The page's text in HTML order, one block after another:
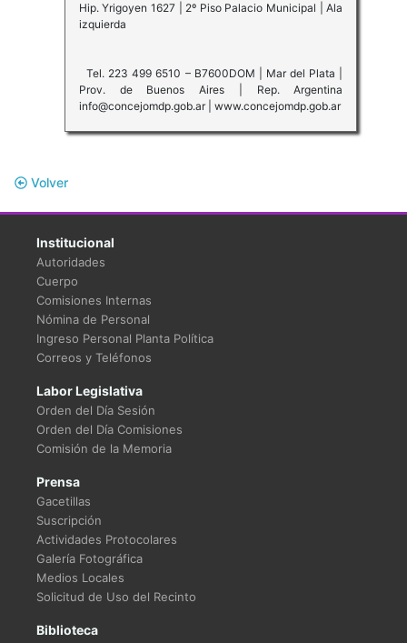
Hip. Yrigoyen 1627 | 2º Piso Palacio Municipal | Ala
izquierda
Tel. 223 499 6510 – B7600DOM | Mar del Plata |
Prov. de Buenos Aires | Rep. Argentina
info@concejomdp.gob.ar | www.concejomdp.gob.ar
Volver
Institucional
Autoridades
Cuerpo
Comisiones Internas
Nómina de Personal
Ingreso Personal Planta Política
Correos y Teléfonos
Labor Legislativa
Orden del Día Sesión
Orden del Día Comisiones
Comisión de la Memoria
Prensa
Gacetillas
Suscripción
Actividades Protocolares
Galería Fotográfica
Medios Locales
Solicitud de Uso del Recinto
Biblioteca